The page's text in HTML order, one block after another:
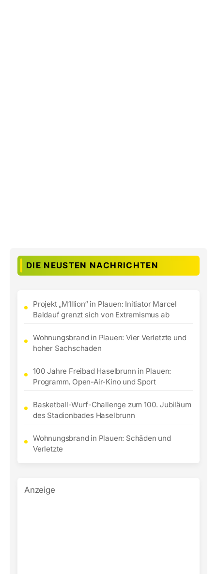
DIE NEUSTEN NACHRICHTEN
Projekt „M1llion“ in Plauen: Initiator Marcel
Baldauf grenzt sich von Extremismus ab
Wohnungsbrand in Plauen: Vier Verletzte und
hoher Sachschaden
100 Jahre Freibad Haselbrunn in Plauen:
Programm, Open-Air-Kino und Sport
Basketball-Wurf-Challenge zum 100. Jubiläum
des Stadionbades Haselbrunn
Wohnungsbrand in Plauen: Schäden und
Verletzte
Anzeige